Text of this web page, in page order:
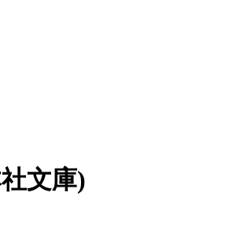
文庫)